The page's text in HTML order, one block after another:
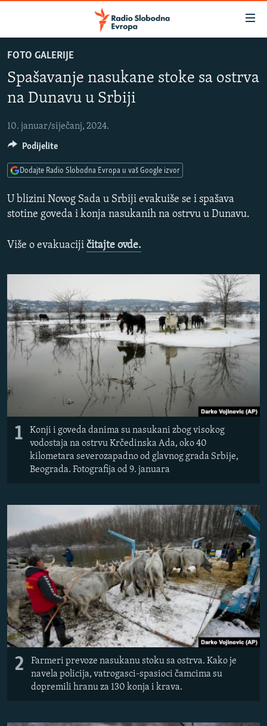
na
glavni
sadržaj
na
navigaciju
Pređite
na
pretragu
BOSNA I HERCEGOVINA
SRBIJA
KOSOVO
CRNA GORA
VIZUELNO
VIDEO
FOTOGALERIJE
PODCASTI
RAT U UKRAJINI
ISPRIČAJ MI
DNEVNO@RSE
SPECIJALI RSE
VIŠE OD NASLOVA
GENOCID U SREBRENICI
POPLAVE I KLIZIŠTA U BIH 2024.
POST SCRIPTUM
MOJA EVROPA
TRI DECENIJE OD RATA U BIH
NASTANAK I RASPAD JUGOSLAVIJE
PRATITE NAS
Sve RFE/RL stranice
FOTO GALERIJE
Spašavanje nasukane stoke sa ostrva
na Dunavu u Srbiji
10. januar/siječanj, 2024.
U blizini Novog Sada u Srbiji evakuiše se i spašava
stotine goveda i konja nasukanih na ostrvu u Dunavu.
Više o evakuaciji čitajte ovde.
1
Konji i goveda danima su nasukani zbog visokog
vodostaja na ostrvu Krčedinska Ada, oko 40
kilometara severozapadno od glavnog grada Srbije,
Beograda. Fotografija od 9. januara
2
Farmeri prevoze nasukanu stoku sa ostrva. Kako je
navela policija, vatrogasci-spasioci čamcima su
dopremili hranu za 130 konja i krava.
Podijelite
Dodajte Radio Slobodna Evropa u vaš Google izvor
SLUŠAJTE
Spotify
YouTube
Pratite